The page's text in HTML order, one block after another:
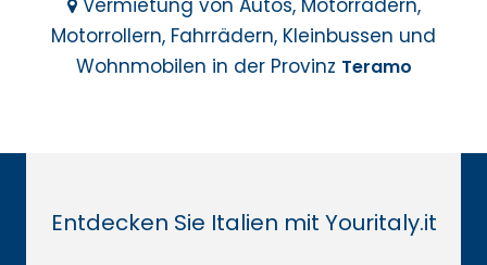
Vermietung von Autos, Motorrädern,
Motorrollern, Fahrrädern, Kleinbussen und
Wohnmobilen in der Provinz Teramo
Entdecken Sie Italien mit Youritaly.it